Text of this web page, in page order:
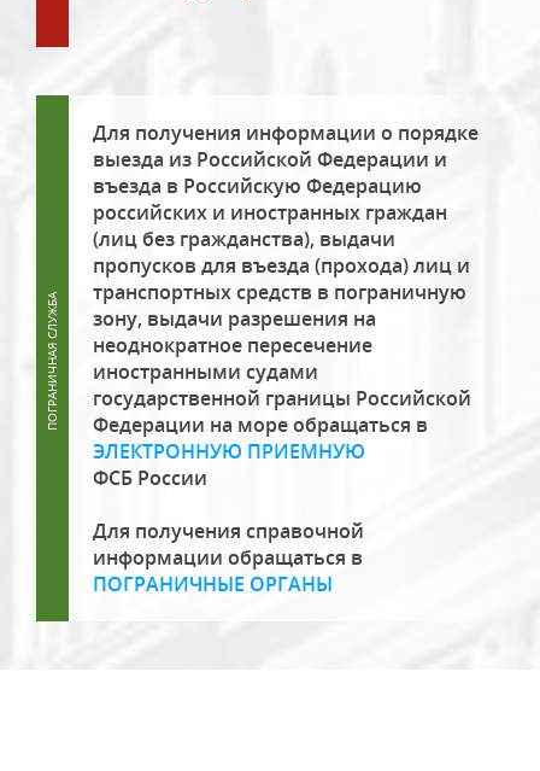
Для получения информации о порядке
выезда из Российской Федерации и
въезда в Российскую Федерацию
российских и иностранных граждан
(лиц без гражданства), выдачи
пропусков для въезда (прохода) лиц и
транспортных средств в пограничную
зону, выдачи разрешения на
неоднократное пересечение
иностранными судами
государственной границы Российской
Федерации на море обращаться в
ЭЛЕКТРОННУЮ ПРИЕМНУЮ
ФСБ России
Для получения справочной
информации обращаться в
ПОГРАНИЧНЫЕ ОРГАНЫ